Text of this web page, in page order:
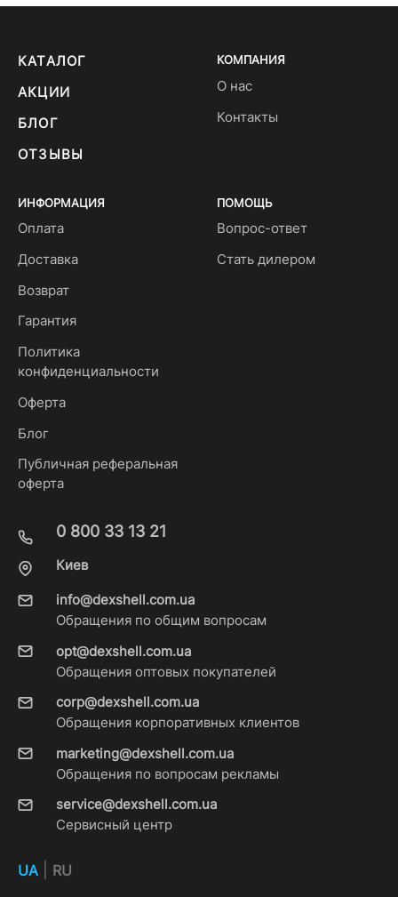
КАТАЛОГ
АКЦИИ
БЛОГ
ОТЗЫВЫ
КОМПАНИЯ
О нас
Контакты
ИНФОРМАЦИЯ
Оплата
Доставка
Возврат
Гарантия
Политика
конфиденциальности
Оферта
Блог
Публичная реферальная
оферта
ПОМОЩЬ
Вопрос-ответ
Стать дилером
0 800 33 13 21
Киев
info@dexshell.com.ua
Обращения по общим вопросам
opt@dexshell.com.ua
Обращения оптовых покупателей
corp@dexshell.com.ua
Обращения корпоративных клиентов
marketing@dexshell.com.ua
Обращения по вопросам рекламы
service@dexshell.com.ua
Сервисный центр
UA RU